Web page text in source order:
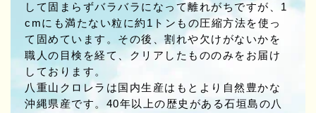
して固まらずバラバラになって離れがちですが、1
cmにも満たない粒に約1トンもの圧縮方法を使っ
て固めています。その後、割れや欠けがないかを
職人の目検を経て、クリアしたもののみをお届け
しております。
八重山クロレラは国内生産はもとより自然豊かな
沖縄県産です。40年以上の歴史がある石垣島の八